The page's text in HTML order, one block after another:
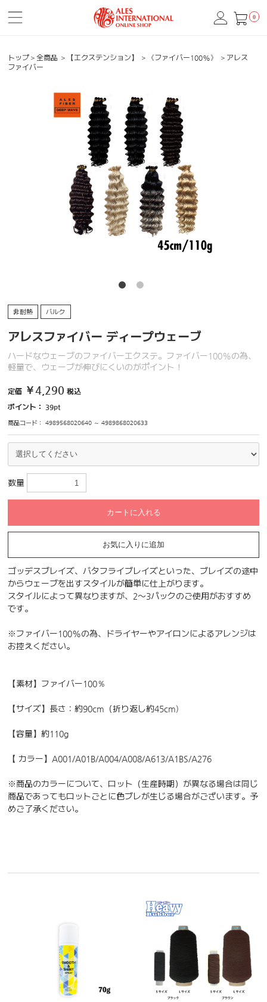
0
トップ ＞全商品 ＞ 【エクステンション】 ＞ 《ファイバー100%》 ＞ アレス
ファイバー
非耐熱 バルク
アレスファイバー ディープウェーブ
ハードなウェーブのファイバーエクステ。ファイバー100%の為、
軽量で、ウェーブが伸びにくいのがポイント！
定価 ￥4,290 税込
ポイント： 39pt
商品コード：4989568020640 ～ 4989868020633
数量
カートに入れる
お気に入りに追加
ゴッデスブレイズ、バタフライブレイズといった、ブレイズの途中
からウェーブを出すスタイルが簡単に仕上がります。
スタイルによって異なりますが、2〜3パックのご使用がおすすめ
です。
※ファイバー100%の為、ドライヤーやアイロンによるアレンジは
お控えください。
【素材】ファイバー100％
【サイズ】長さ：約90cm（折り返し約45cm)
【容量】約110g
【 カラー】A001/A01B/A004/A008/A613/A1BS/A276
※商品のカラーについて、ロット（生産時期）が異なる場合は同じ
商品であってもロットごとに色ブレが生じる場合がございます。予
めご了承ください。